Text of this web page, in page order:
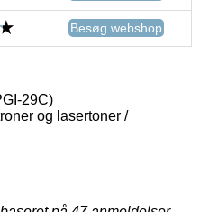
Besøg webshop
29C)
og lasertoner /